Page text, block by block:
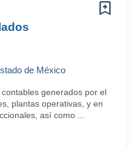
de México
generados por el
plantas operativas, y en
así como ...